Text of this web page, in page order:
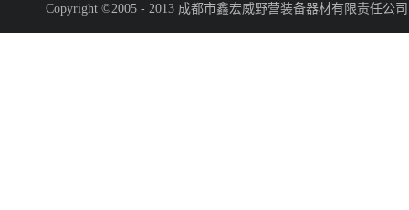
Copyright ©2005 - 2013 成都市鑫宏威野营装备器材有限责任公司